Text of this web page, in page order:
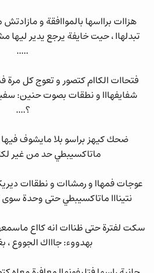
هزاات برااسها بالمواافقة و
تبدلهاا ، حيت خايفة يرجع يدير ليها
.....
فتحاات الكاام كتصور و تعوج كل مرة
شفايفهااا و نطقات بصوت حنين:
؟....
ضحك كيهز براسو بلا مايشوف
ماتاكسيبطي حد من غير
عوجات فمهاا و رمشاات و نطقاات
نتينااا ماتاكسيبطي حتى وحدة
سكت لفترة حتى ظناات انه كااع
بهدووء: جاااك الجووع ،